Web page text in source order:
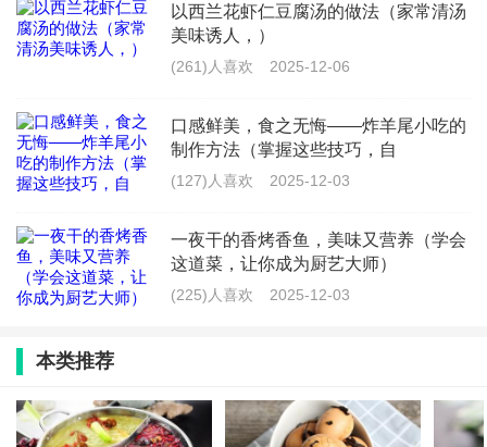
炒瘦肉吗
(830)人喜欢
韭菜窍门
(697)人喜欢 2026-07-21
头丝的做法大全
以西兰花虾仁豆腐汤的做法（家常清汤
美味诱人，）
(261)人喜欢 2025-12-06
口感鲜美，食之无悔——炸羊尾小吃的
制作方法（掌握这些技巧，自
(127)人喜欢 2025-12-03
一夜干的香烤香鱼，美味又营养（学会
这道菜，让你成为厨艺大师）
(225)人喜欢 2025-12-03
本类推荐